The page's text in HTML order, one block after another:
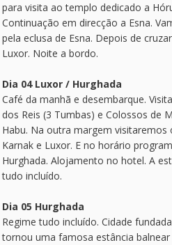
para visita ao templo dedicado a
Continuação em direcção a Esna.
pela eclusa de Esna. Depois de
Luxor. Noite a bordo.
Dia 04 Luxor / Hurghada
Café da manhã e desembarque.
dos Reis (3 Tumbas) e Colossos de
Habu. Na outra margem
Karnak e Luxor. E no horário
Hurghada. Alojamento no hotel. A
tudo incluído.
Dia 05 Hurghada
Regime tudo incluído. Cidade
tornou uma famosa estância